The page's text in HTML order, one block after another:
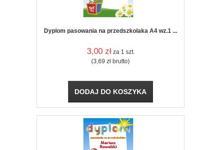
Dyplom pasowania na przedszkolaka A4 wz.1 ...
3,00 złza 1 szt.
(3,69 zł brutto)
DODAJ DO KOSZYKA